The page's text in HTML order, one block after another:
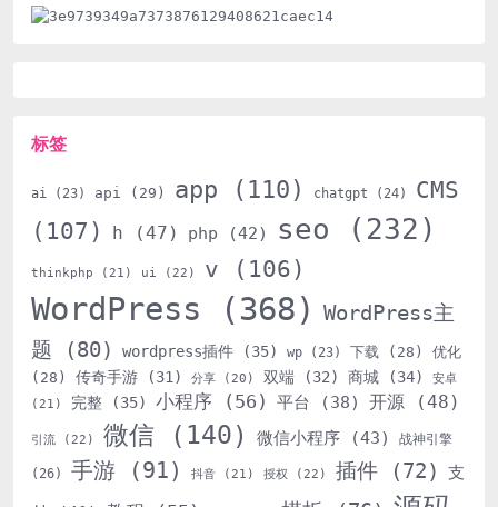
标签
ai (23) api (29) app (110) chatgpt (24)
CMS
(107)
h (47) php (42) seo (232)
thinkphp (21) ui (22) v (106)
WordPress (368) WordPress主
题 (80) wordpress插件 (35) wp (23) 下载 (28)
优化
(28)
传奇手游 (31) 分享 (20) 双端 (32) 商城 (34)
安卓
(21)
完整 (35) 小程序 (56) 平台 (38) 开源 (48)
引流 (22) 微信 (140) 微信小程序 (43) 战神引擎
(26) 手游 (91) 抖音 (21) 授权 (22) 插件 (72)
支